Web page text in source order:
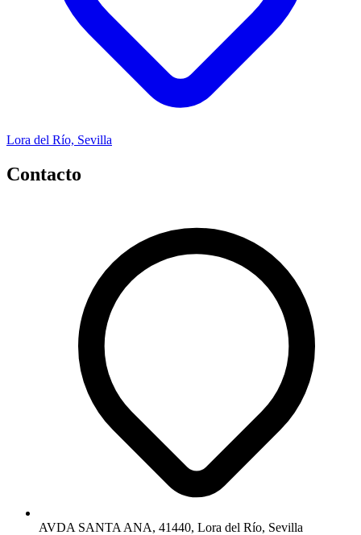
Lora del Río, Sevilla
Contacto
AVDA SANTA ANA, 41440, Lora del Río, Sevilla